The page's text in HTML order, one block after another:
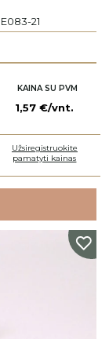
21
KAINA SU PVM
1,57 €/vnt.
Užsiregistruokite
pamatyti kainas